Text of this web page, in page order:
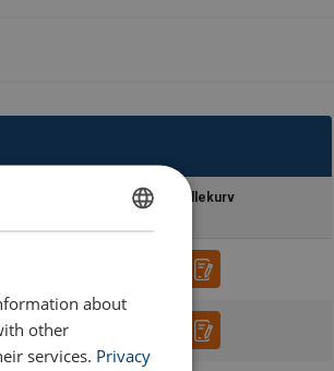
Legg til handlekurv
ENGLISH
about
other
services. Privacy